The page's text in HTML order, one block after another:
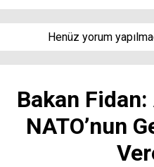
Henüz yorum
Bakan
NATO’nun